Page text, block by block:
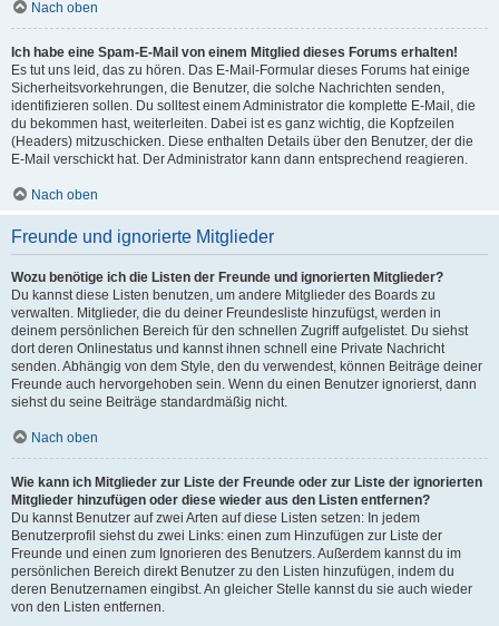
Nach oben
Ich habe eine Spam-E-Mail von einem Mitglied dieses Forums erhalten!
Es tut uns leid, das zu hören. Das E-Mail-Formular dieses Forums hat einige
Sicherheitsvorkehrungen, die Benutzer, die solche Nachrichten senden,
identifizieren sollen. Du solltest einem Administrator die komplette E-Mail, die
du bekommen hast, weiterleiten. Dabei ist es ganz wichtig, die Kopfzeilen
(Headers) mitzuschicken. Diese enthalten Details über den Benutzer, der die
E-Mail verschickt hat. Der Administrator kann dann entsprechend reagieren.
Nach oben
Freunde und ignorierte Mitglieder
Wozu benötige ich die Listen der Freunde und ignorierten Mitglieder?
Du kannst diese Listen benutzen, um andere Mitglieder des Boards zu
verwalten. Mitglieder, die du deiner Freundesliste hinzufügst, werden in
deinem persönlichen Bereich für den schnellen Zugriff aufgelistet. Du siehst
dort deren Onlinestatus und kannst ihnen schnell eine Private Nachricht
senden. Abhängig von dem Style, den du verwendest, können Beiträge deiner
Freunde auch hervorgehoben sein. Wenn du einen Benutzer ignorierst, dann
siehst du seine Beiträge standardmäßig nicht.
Nach oben
Wie kann ich Mitglieder zur Liste der Freunde oder zur Liste der ignorierten
Mitglieder hinzufügen oder diese wieder aus den Listen entfernen?
Du kannst Benutzer auf zwei Arten auf diese Listen setzen: In jedem
Benutzerprofil siehst du zwei Links: einen zum Hinzufügen zur Liste der
Freunde und einen zum Ignorieren des Benutzers. Außerdem kannst du im
persönlichen Bereich direkt Benutzer zu den Listen hinzufügen, indem du
deren Benutzernamen eingibst. An gleicher Stelle kannst du sie auch wieder
von den Listen entfernen.